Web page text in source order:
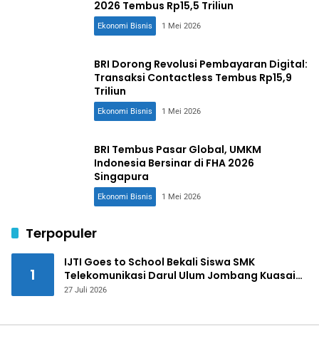
2026 Tembus Rp15,5 Triliun
Ekonomi Bisnis 1 Mei 2026
BRI Dorong Revolusi Pembayaran Digital:
Transaksi Contactless Tembus Rp15,9
Triliun
Ekonomi Bisnis 1 Mei 2026
BRI Tembus Pasar Global, UMKM
Indonesia Bersinar di FHA 2026
Singapura
Ekonomi Bisnis 1 Mei 2026
Terpopuler
1
IJTI Goes to School Bekali Siswa SMK
Telekomunikasi Darul Ulum Jombang Kuasai
Jurnalistik Digital
27 Juli 2026